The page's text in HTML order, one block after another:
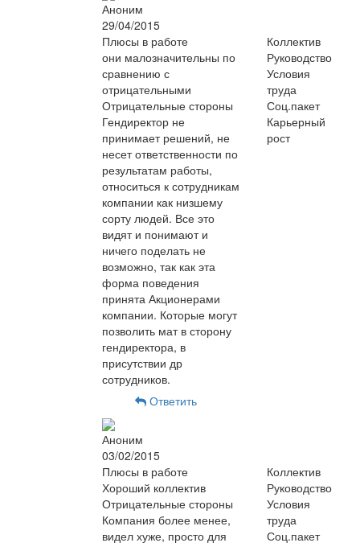
Аноним
29/04/2015
Плюсы в работе
они малозначительны по
сравнению с
отрицательными
Отрицательные стороны
Гендиректор не
принимает решений, не
несет ответственности по
результатам работы,
относиться к сотрудникам
компании как низшему
сорту людей. Все это
видят и понимают и
ничего поделать не
возможно, так как эта
форма поведения
принята Акционерами
компании. Которые могут
позволить мат в сторону
гендиректора, в
присутствии др
сотрудников.
Коллектив
Руководство
Условия
труда
Соц.пакет
Карьерный
рост
Ответить
Аноним
03/02/2015
Плюсы в работе
Хороший коллектив
Отрицательные стороны
Компания более менее,
видел хуже, просто для
Коллектив
Руководство
Условия
труда
Соц.пакет